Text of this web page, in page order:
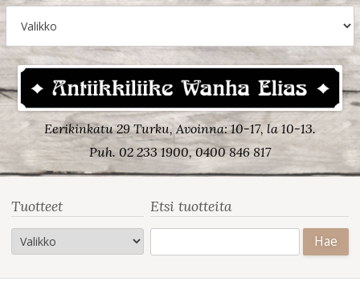
Eerikinkatu 29 Turku, Avoinna: 10-17, la 10-13.
Puh. 02 233 1900, 0400 846 817
Tuotteet Etsi tuotteita